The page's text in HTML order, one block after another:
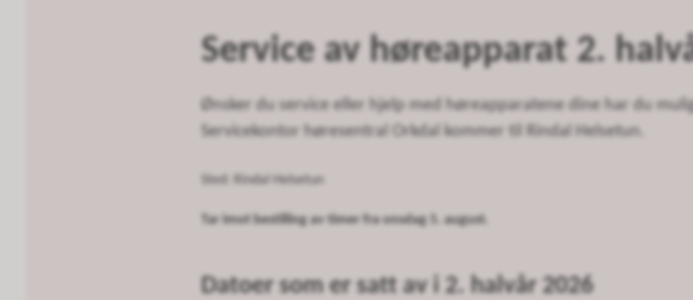
Service av høreapparat 2.
Ønsker du service eller hjelp med høreapparatene dine har du
Servicekontor høresentral Orkdal kommer til Rindal Helsetun.
Sted: Rindal Helsetun
Tar imot bestilling av timer fra onsdag 5. august.
Datoer som er satt av i 2. halvår 2026